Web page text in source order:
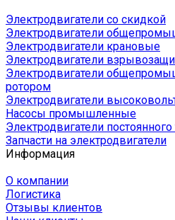
Электродвигатели со скидкой
Электродвигатели
Электродвигатели крановые
Электродвигатели
Электродвигатели
ротором
Электродвигатели
Насосы промышленные
Электродвигатели постоянного
Запчасти на электродвигатели
Информация
О компании
Логистика
Отзывы клиентов